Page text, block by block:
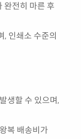
완전히 마른 후
인쇄소 수준의
생할 수 있으며,
복 배송비가